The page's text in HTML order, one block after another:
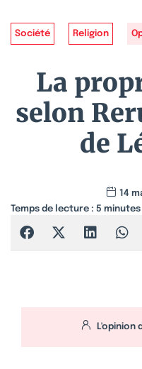
Société Religion
La
selon
de
14
Temps de lecture : 5 minutes
L'opinion